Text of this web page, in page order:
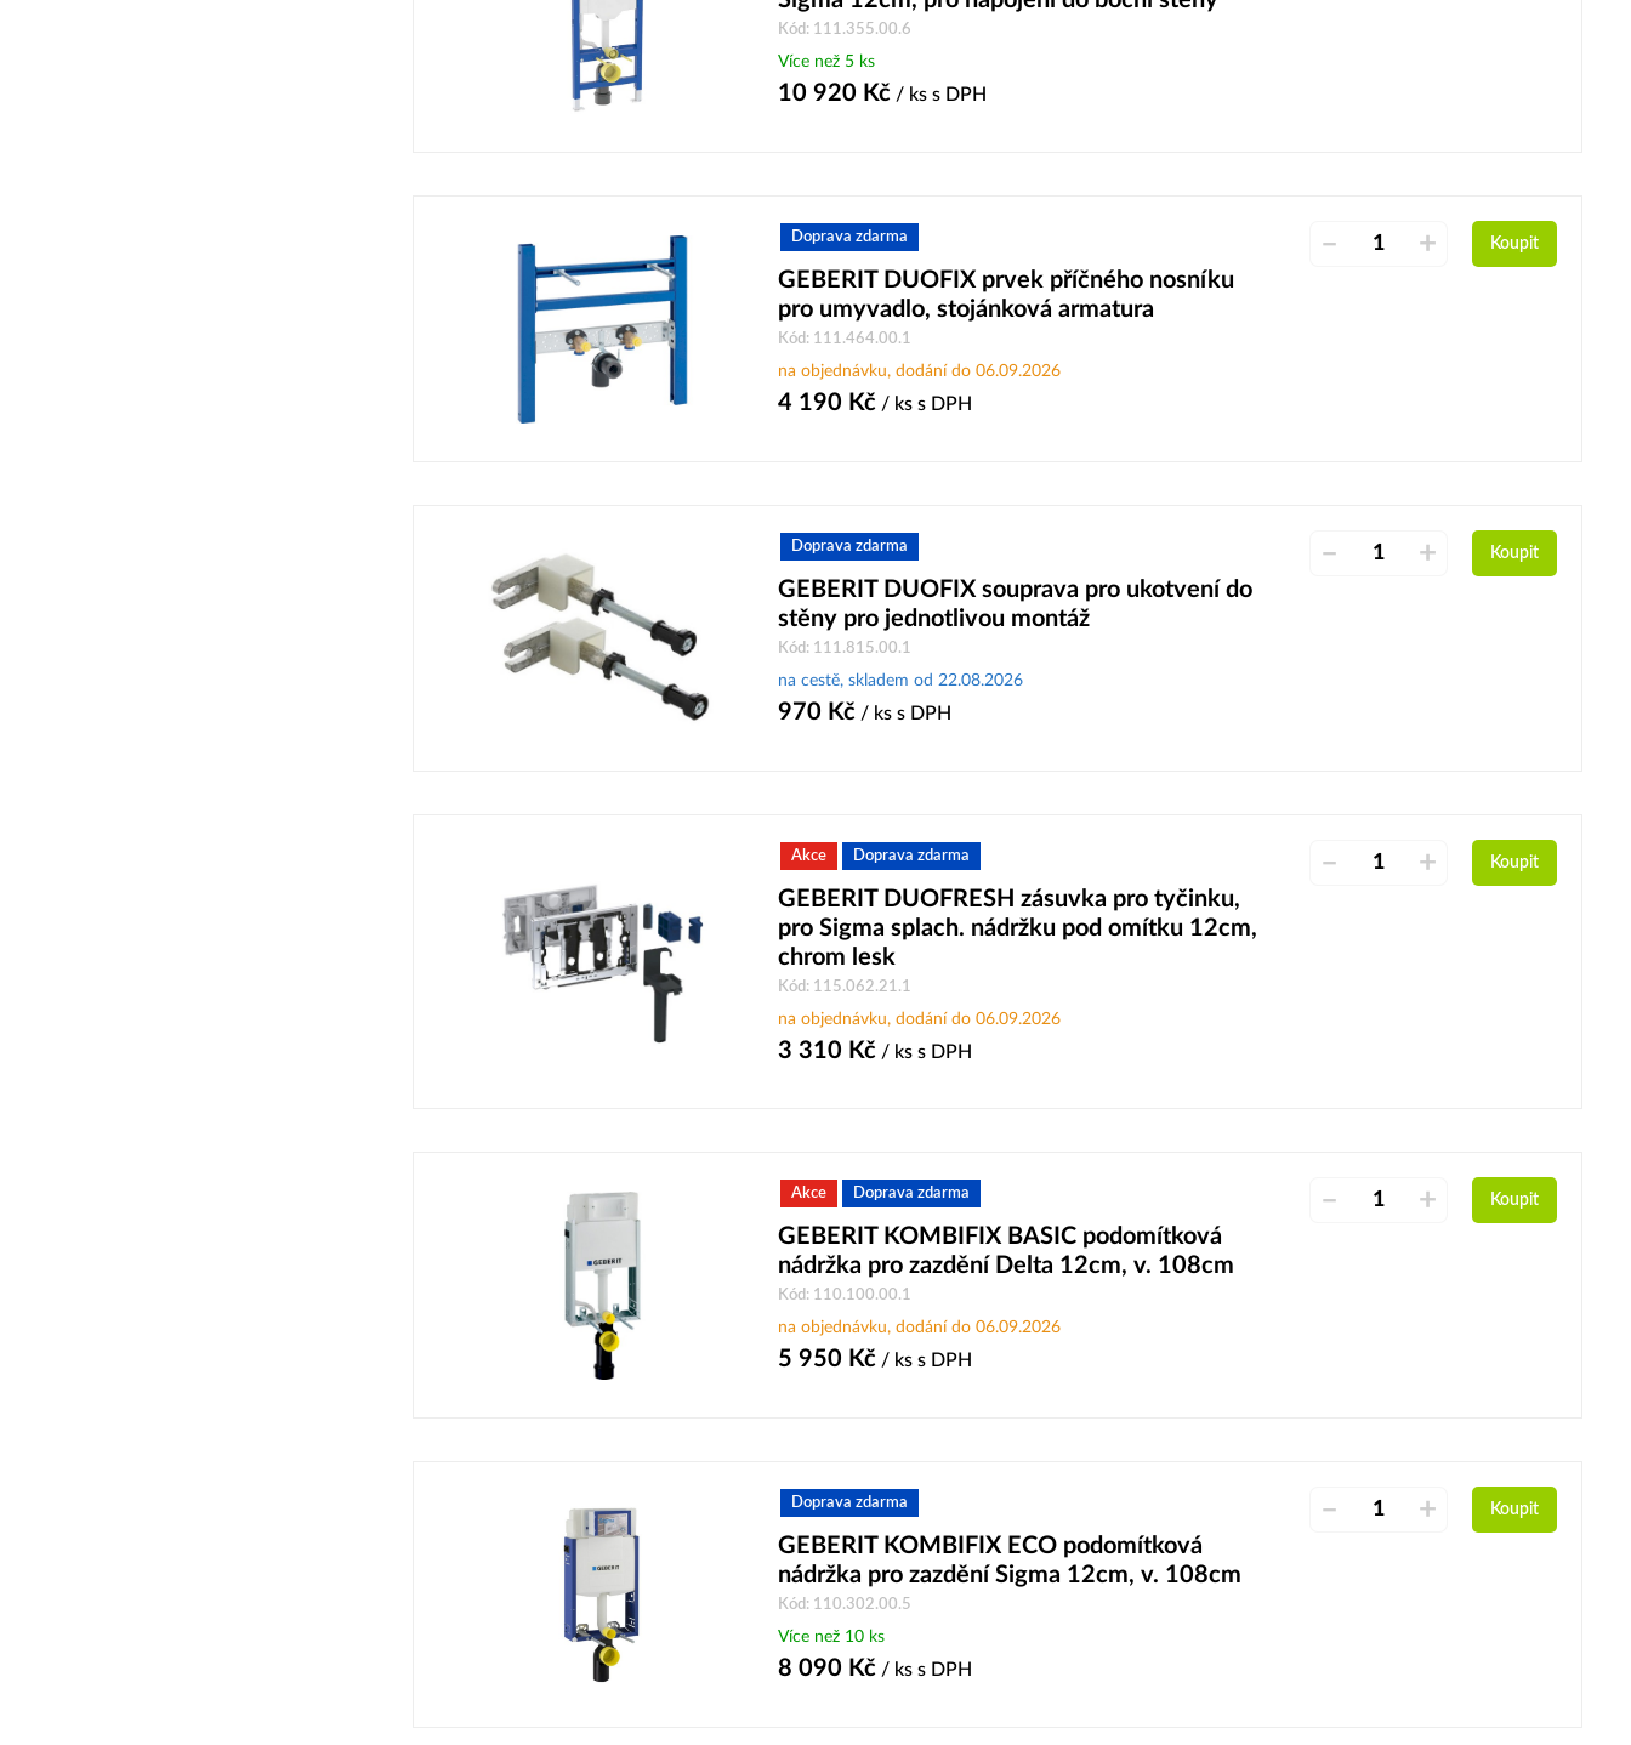
Kód: 111.355.00.6
Více než 5 ks
10 920 Kč / ks s DPH
Doprava zdarma
GEBERIT DUOFIX prvek příčného nosníku
pro umyvadlo, stojánková armatura
Kód: 111.464.00.1
na objednávku, dodání do 06.09.2026
4 190 Kč / ks s DPH
– + Koupit
Doprava zdarma
GEBERIT DUOFIX souprava pro ukotvení do
stěny pro jednotlivou montáž
Kód: 111.815.00.1
na cestě, skladem od 22.08.2026
970 Kč / ks s DPH
– + Koupit
Akce Doprava zdarma
GEBERIT DUOFRESH zásuvka pro tyčinku,
pro Sigma splach. nádržku pod omítku 12cm,
chrom lesk
Kód: 115.062.21.1
na objednávku, dodání do 06.09.2026
3 310 Kč / ks s DPH
– + Koupit
Akce Doprava zdarma
GEBERIT KOMBIFIX BASIC podomítková
nádržka pro zazdění Delta 12cm, v. 108cm
Kód: 110.100.00.1
na objednávku, dodání do 06.09.2026
5 950 Kč / ks s DPH
– + Koupit
Doprava zdarma
GEBERIT KOMBIFIX ECO podomítková
nádržka pro zazdění Sigma 12cm, v. 108cm
Kód: 110.302.00.5
Více než 10 ks
8 090 Kč / ks s DPH
– + Koupit